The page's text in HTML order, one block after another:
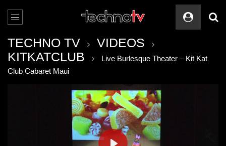
TECHNO TV
VIDEOS
KITKATCLUB
Live Burlesque Theater – Kit Kat
Club Cabaret Maui